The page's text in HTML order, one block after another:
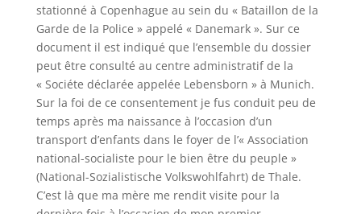
stationné à Copenhague au sein du « Bataillon de la
Garde de la Police » appelé « Danemark ». Sur ce
document il est indiqué que l’ensemble du dossier
peut être consulté au centre administratif de la
« Sociéte déclarée appelée Lebensborn » à Munich.
Sur la foi de ce consentement je fus conduit peu de
temps après ma naissance à l’occasion d’un
transport d’enfants dans le foyer de l’« Association
national-socialiste pour le bien être du peuple »
(National-Sozialistische Volkswohlfahrt) de Thale.
C’est là que ma mère me rendit visite pour la